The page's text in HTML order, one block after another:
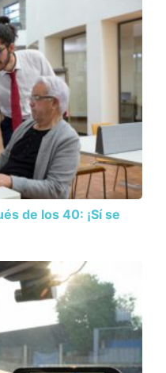
de los 40: ¡Sí se